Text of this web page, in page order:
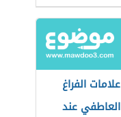
علامات الفراغ
العاطفي عند